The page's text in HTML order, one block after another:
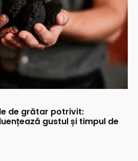
de grătar potrivit:
gustul și timpul de